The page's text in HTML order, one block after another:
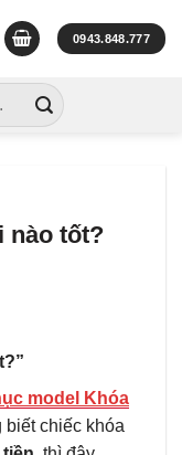
0943.848.777
nào tốt?
model Khóa
biết chiếc khóa